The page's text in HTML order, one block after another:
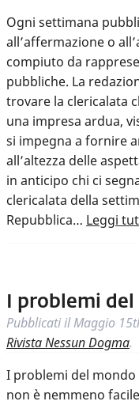
Ogni settimana
all’affermazione o
compiuto da
pubbliche. La
trovare la clericalata
una impresa ardua,
si impegna a fornire
all’altezza delle
in anticipo chi ci
clericalata della
Repubblica… Leggi
I problemi
Pubblicati ilMaggio
Rivista Nessun Dogma.
I problemi del
non è nemmeno